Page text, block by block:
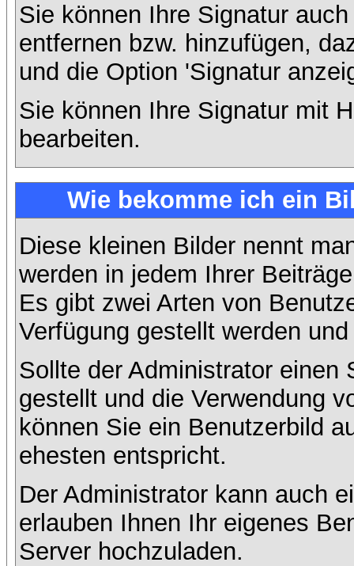
Sie können Ihre Signatur
entfernen bzw. hinzufügen,
und die Option 'Signatur
Sie können Ihre Signatur mit
bearbeiten.
Wie bekomme ich ein
Diese kleinen Bilder nennt
werden in jedem Ihrer
Es gibt zwei Arten von
Verfügung gestellt werden
Sollte der Administrator einen
gestellt und die Verwendung
können Sie ein Benutzerbild
ehesten entspricht.
Der Administrator kann auch
erlauben Ihnen Ihr eigenes
Server hochzuladen.